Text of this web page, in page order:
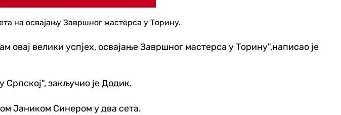
на освајању Завршног мастерса у Торину.
овај велики успјех, освајање Завршног мастерса у Торину",написао је
закључио је Додик.
Јаником Синером у два сета.